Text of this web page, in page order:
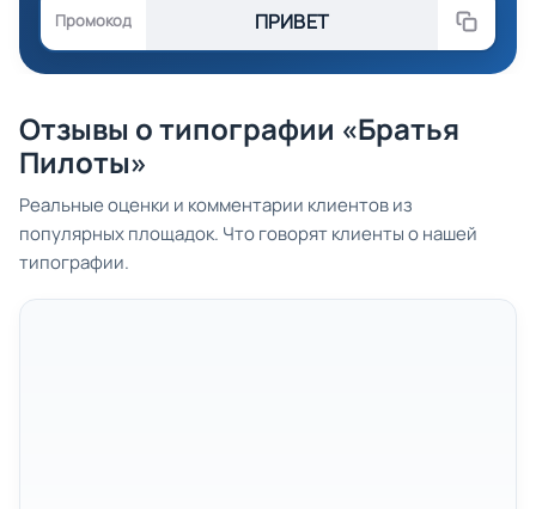
Промокод ПРИВЕТ
Отзывы о типографии «Братья
Пилоты»
Реальные оценки и комментарии клиентов из
популярных площадок. Что говорят клиенты о нашей
типографии.